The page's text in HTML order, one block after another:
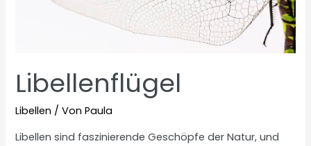
Libellenflügel
Libellen / VonPaula
Libellen sind faszinierende Geschöpfe der Natur, und